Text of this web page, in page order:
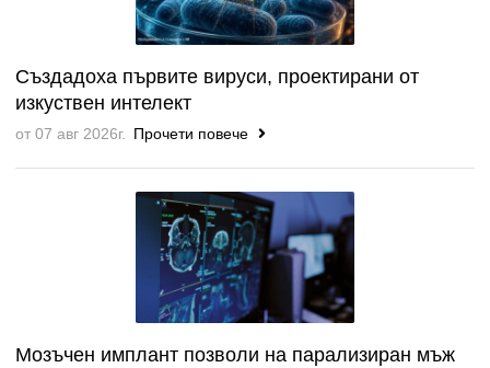
Създадоха първите вируси, проектирани от
изкуствен интелект
от 07 авг 2026г. Прочети повече
Мозъчен имплант позволи на парализиран мъж